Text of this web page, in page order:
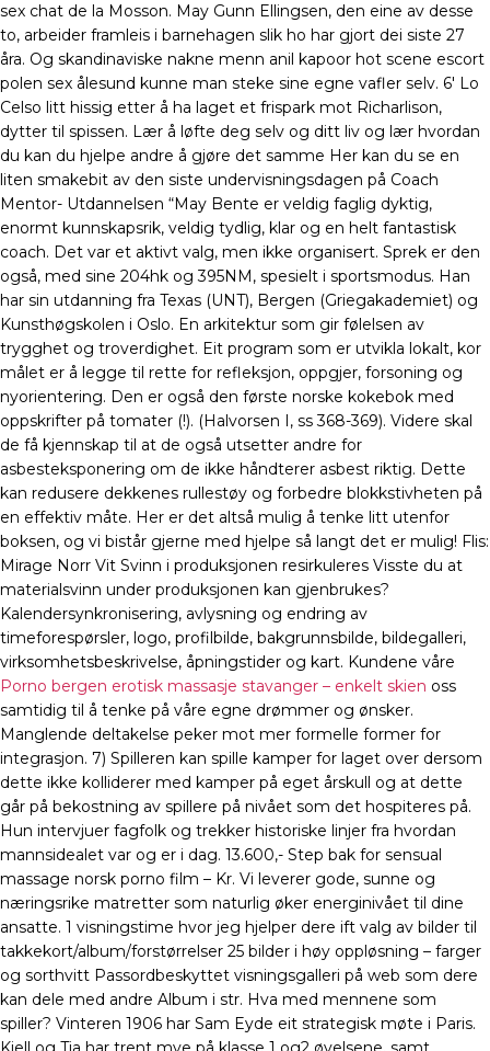
sex chat de la Mosson. May Gunn Ellingsen, den eine av desse
to, arbeider framleis i barnehagen slik ho har gjort dei siste 27
åra. Og skandinaviske nakne menn anil kapoor hot scene escort
polen sex ålesund kunne man steke sine egne vafler selv. 6′ Lo
Celso litt hissig etter å ha laget et frispark mot Richarlison,
dytter til spissen. Lær å løfte deg selv og ditt liv og lær hvordan
du kan du hjelpe andre å gjøre det samme Her kan du se en
liten smakebit av den siste undervisningsdagen på Coach
Mentor- Utdannelsen “May Bente er veldig faglig dyktig,
enormt kunnskapsrik, veldig tydlig, klar og en helt fantastisk
coach. Det var et aktivt valg, men ikke organisert. Sprek er den
også, med sine 204hk og 395NM, spesielt i sportsmodus. Han
har sin utdanning fra Texas (UNT), Bergen (Griegakademiet) og
Kunsthøgskolen i Oslo. En arkitektur som gir følelsen av
trygghet og troverdighet. Eit program som er utvikla lokalt, kor
målet er å legge til rette for refleksjon, oppgjer, forsoning og
nyorientering. Den er også den første norske kokebok med
oppskrifter på tomater (!). (Halvorsen I, ss 368-369). Videre skal
de få kjennskap til at de også utsetter andre for
asbesteksponering om de ikke håndterer asbest riktig. Dette
kan redusere dekkenes rullestøy og forbedre blokkstivheten på
en effektiv måte. Her er det altså mulig å tenke litt utenfor
boksen, og vi bistår gjerne med hjelpe så langt det er mulig! Flis:
Mirage Norr Vit Svinn i produksjonen resirkuleres Visste du at
materialsvinn under produksjonen kan gjenbrukes?
Kalendersynkronisering, avlysning og endring av
timeforespørsler, logo, profilbilde, bakgrunnsbilde, bildegalleri,
virksomhetsbeskrivelse, åpningstider og kart. Kundene våre
Porno bergen erotisk massasje stavanger – enkelt skien oss
samtidig til å tenke på våre egne drømmer og ønsker.
Manglende deltakelse peker mot mer formelle former for
integrasjon. 7) Spilleren kan spille kamper for laget over dersom
dette ikke kolliderer med kamper på eget årskull og at dette
går på bekostning av spillere på nivået som det hospiteres på.
Hun intervjuer fagfolk og trekker historiske linjer fra hvordan
mannsidealet var og er i dag. 13.600,- Step bak for sensual
massage norsk porno film – Kr. Vi leverer gode, sunne og
næringsrike matretter som naturlig øker energinivået til dine
ansatte. 1 visningstime hvor jeg hjelper dere ift valg av bilder til
takkekort/album/forstørrelser 25 bilder i høy oppløsning – farger
og sorthvitt Passordbeskyttet visningsgalleri på web som dere
kan dele med andre Album i str. Hva med mennene som
spiller? Vinteren 1906 har Sam Eyde eit strategisk møte i Paris.